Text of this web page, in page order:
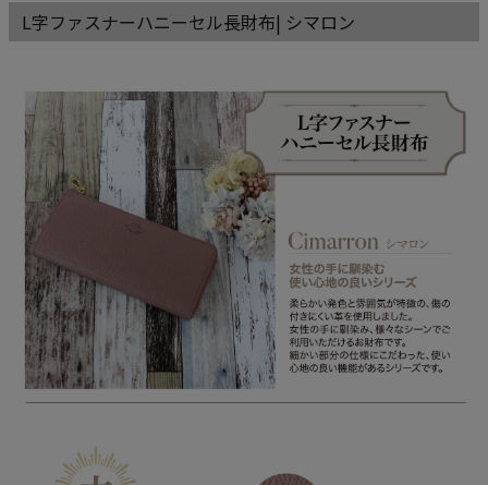
L字ファスナーハニーセル長財布| シマロン